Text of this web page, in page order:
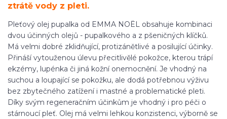
ztrátě vody z pleti.
Pleťový olej pupalka od EMMA NOËL obsahuje kombinaci
dvou účinných olejů - pupalkového a z pšeničných klíčků.
Má velmi dobré zklidňující, protizánětlivé a posilující účinky.
Přináší vytouženou úlevu přecitlivělé pokožce, kterou trápí
ekzémy, lupénka či jiná kožní onemocnění. Je vhodný na
suchou a loupající se pokožku, ale dodá potřebnou výživu
bez zbytečného zatížení i mastné a problematické pleti.
Díky svým regeneračním účinkům je vhodný i pro péči o
stárnoucí pleť. Olej má velmi lehkou konzistenci, výborně se